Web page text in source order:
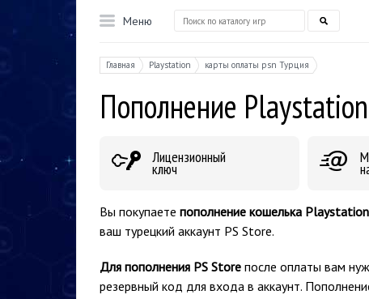
Меню
Главная Playstation карты оплаты psn Турция
Пополнение
Лицензионный
ключ
Вы покупаете пополнение кошелька
ваш турецкий аккаунт PS Store.
Для пополнения PS Store после оплаты вам
резервный код для входа в аккаунт.